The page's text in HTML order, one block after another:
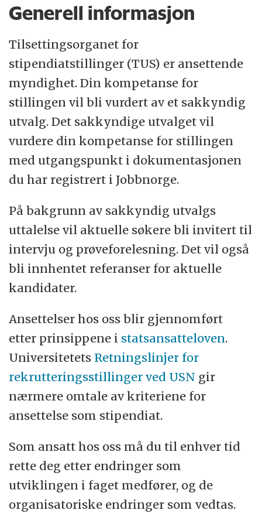
Generell informasjon
Tilsettingsorganet for
stipendiatstillinger (TUS) er ansettende
myndighet. Din kompetanse for
stillingen vil bli vurdert av et sakkyndig
utvalg. Det sakkyndige utvalget vil
vurdere din kompetanse for stillingen
med utgangspunkt i dokumentasjonen
du har registrert i Jobbnorge.
På bakgrunn av sakkyndig utvalgs
uttalelse vil aktuelle søkere bli invitert til
intervju og prøveforelesning. Det vil også
bli innhentet referanser for aktuelle
kandidater.
Ansettelser hos oss blir gjennomført
etter prinsippene i statsansatteloven.
Universitetets Retningslinjer for
rekrutteringsstillinger ved USN gir
nærmere omtale av kriteriene for
ansettelse som stipendiat.
Som ansatt hos oss må du til enhver tid
rette deg etter endringer som
utviklingen i faget medfører, og de
organisatoriske endringer som vedtas.